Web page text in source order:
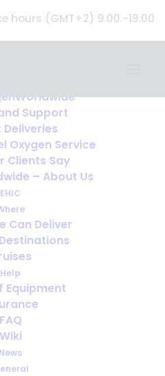
hours (GMT+2) 9.00 -19.00
Support
Deliveries
Oxygen Service
Clients Say
– About Us
EHIC
Can Deliver
Help
Equipment
FAQ
Wiki
News
l'asthme
IN